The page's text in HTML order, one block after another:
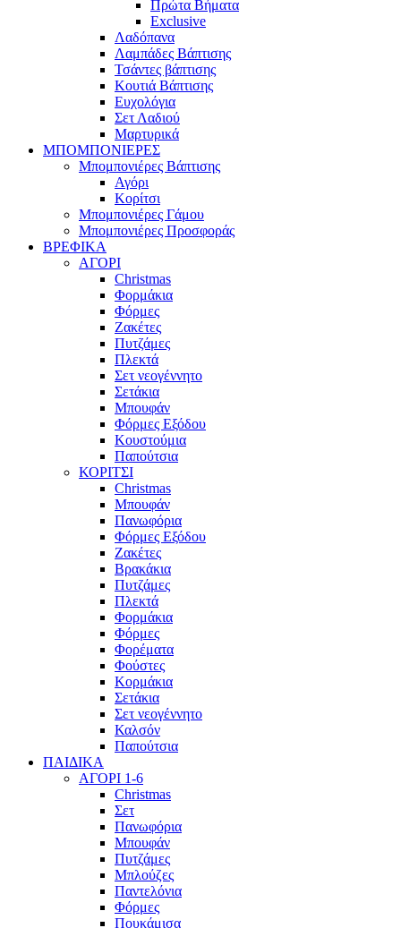
Πρώτα Βήματα
Exclusive
Λαδόπανα
Λαμπάδες Βάπτισης
Τσάντες βάπτισης
Κουτιά Βάπτισης
Ευχολόγια
Σετ Λαδιού
Μαρτυρικά
ΜΠΟΜΠΟΝΙΕΡΕΣ
Μπομπονιέρες Βάπτισης
Αγόρι
Κορίτσι
Μπομπονιέρες Γάμου
Μπομπονιέρες Προσφοράς
ΒΡΕΦΙΚΑ
ΑΓΟΡΙ
Christmas
Φορμάκια
Φόρμες
Ζακέτες
Πυτζάμες
Πλεκτά
Σετ νεογέννητο
Σετάκια
Μπουφάν
Φόρμες Εξόδου
Κουστούμια
Παπούτσια
ΚΟΡΙΤΣΙ
Christmas
Μπουφάν
Πανωφόρια
Φόρμες Εξόδου
Ζακέτες
Βρακάκια
Πυτζάμες
Πλεκτά
Φορμάκια
Φόρμες
Φορέματα
Φούστες
Κορμάκια
Σετάκια
Σετ νεογέννητο
Καλσόν
Παπούτσια
ΠΑΙΔΙΚΑ
ΑΓΟΡΙ 1-6
Christmas
Σετ
Πανωφόρια
Μπουφάν
Πυτζάμες
Μπλούζες
Παντελόνια
Φόρμες
Πουκάμισα